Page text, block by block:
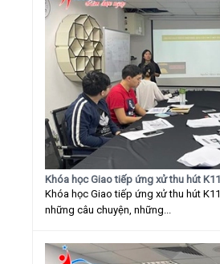
Khóa học Giao tiếp ứng xử thu hút
Khóa học Giao tiếp ứng xử thu hút
những câu chuyện, những...